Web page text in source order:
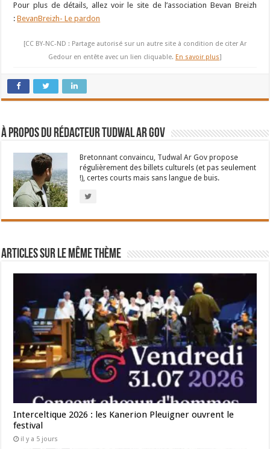
Pour plus de détails, allez voir le site de l’association Bevan Breizh
:BevanBreizh- Le pardon
[CC BY-NC-ND : Partage autorisé sur un autre site à condition de citer Ar
Gedour en entête avec un lien cliquable. En savoir plus]
À propos du rédacteur Tudwal Ar Gov
Bretonnant convaincu, Tudwal Ar Gov propose
régulièrement des billets culturels (et pas seulement
!), certes courts mais sans langue de buis.
Articles sur le même thème
Interceltique 2026 : les Kanerion Pleuigner ouvrent le
festival
il y a 5 jours